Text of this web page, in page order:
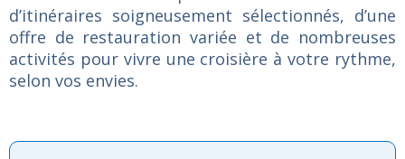
d’itinéraires soigneusement sélectionnés, d’une
offre de restauration variée et de nombreuses
activités pour vivre une croisière à votre rythme,
selon vos envies.